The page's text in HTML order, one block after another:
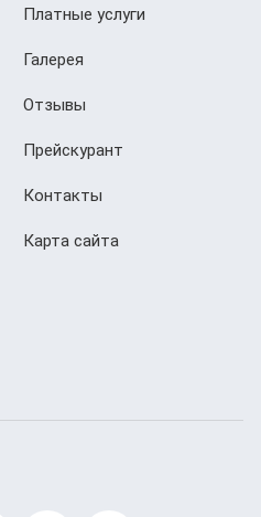
Платные услуги
Галерея
Отзывы
Прейскурант
Контакты
Карта сайта